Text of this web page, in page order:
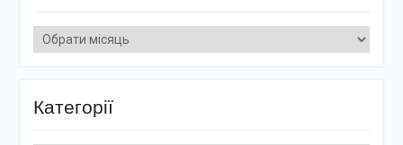
Архіви
Категорії